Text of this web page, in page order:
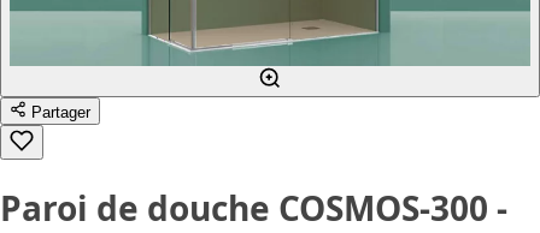
Partager
Paroi de douche COSMOS-300 -